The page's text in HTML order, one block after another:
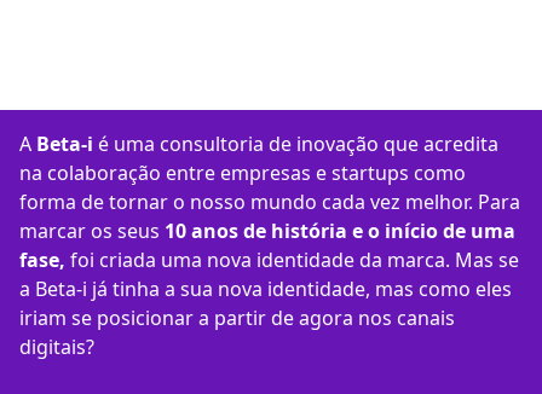
A Beta-i é uma consultoria de inovação que acredita
na colaboração entre empresas e startups como
forma de tornar o nosso mundo cada vez melhor. Para
marcar os seus 10 anos de história e o início de uma
fase, foi criada uma nova identidade da marca. Mas se
a Beta-i já tinha a sua nova identidade, mas como eles
iriam se posicionar a partir de agora nos canais
digitais?